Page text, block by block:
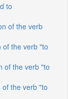
to
of the verb
of the verb "to
of the verb "to
the verb "to